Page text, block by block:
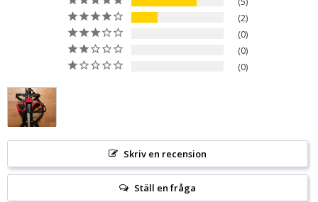
2
0
0
0
Skriv en recension
Ställ en fråga